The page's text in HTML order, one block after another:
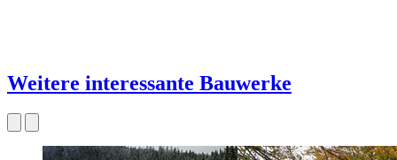
Weitere interessante Bauwerke